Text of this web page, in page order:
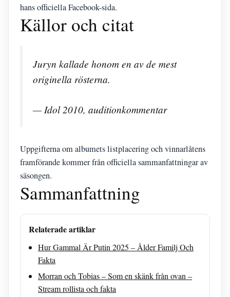
hans officiella Facebook-sida.
Källor och citat
Juryn kallade honom en av de mest
originella rösterna.
— Idol 2010, auditionkommentar
Uppgifterna om albumets listplacering och vinnarlåtens
framförande kommer från officiella sammanfattningar av
säsongen.
Sammanfattning
Relaterade artiklar
Hur Gammal Är Putin 2025 – Ålder Familj Och
Fakta
Morran och Tobias – Som en skänk från ovan –
Stream rollista och fakta